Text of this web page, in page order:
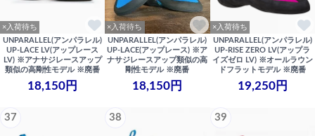
×入荷待ち
UNPARALLEL(アンパラレル)
UP-LACE LV(アップレース
LV) ※アナサジレースアップ
類似の高剛性モデル ※廃番
18,150円
×入荷待ち
UNPARALLEL(アンパラレル)
UP-LACE(アップレース) ※ア
ナサジレースアップ類似の高
剛性モデル ※廃番
18,150円
×入荷待ち
UNPARALLEL(アンパラレル)
UP-RISE ZERO LV(アップラ
イズゼロ LV) ※オールラウン
ドフラットモデル ※廃番
19,250円
37 38 39